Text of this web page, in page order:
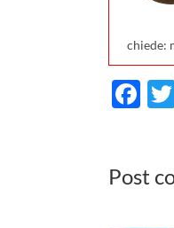
chiede:
Post